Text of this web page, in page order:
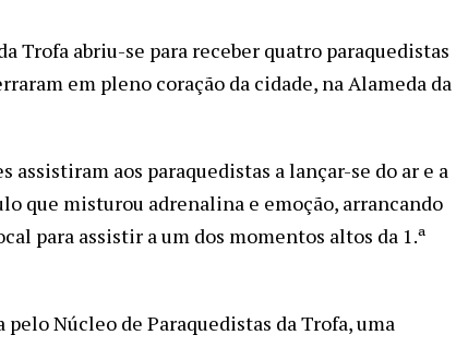
Trofa abriu-se para receber quatro paraquedistas
em pleno coração da cidade, na Alameda da
aos paraquedistas a lançar-se do ar e a
que misturou adrenalina e emoção, arrancando
para assistir a um dos momentos altos da 1.ª
Núcleo de Paraquedistas da Trofa, uma